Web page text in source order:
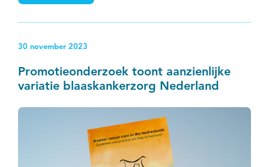
30 november 2023
Promotieonderzoek toont aanzienlijke
variatie blaaskankerzorg Nederland